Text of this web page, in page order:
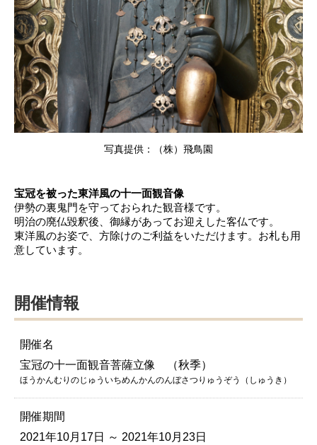
写真提供：（株）飛鳥園
宝冠を被った東洋風の十一面観音像
伊勢の裏鬼門を守っておられた観音様です。
明治の廃仏毀釈後、御縁があってお迎えした客仏です。
東洋風のお姿で、方除けのご利益をいただけます。お札も用
意しています。
開催情報
開催名
宝冠の十一面観音菩薩立像 （秋季）
ほうかんむりのじゅういちめんかんのんぼさつりゅうぞう（しゅうき）
開催期間
2021年10月17日 ～ 2021年10月23日